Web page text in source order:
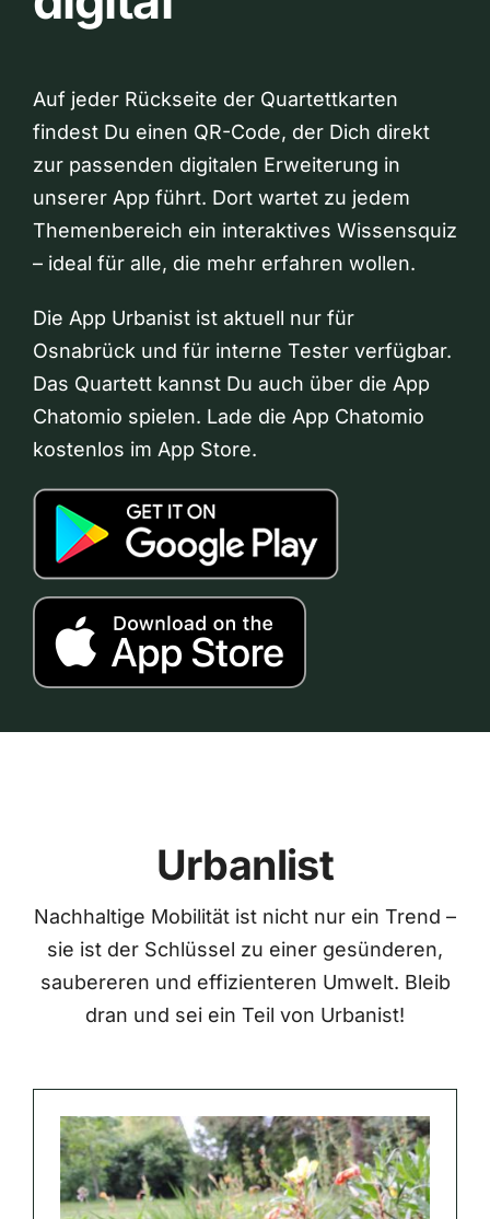
Auf jeder Rückseite der Quartettkarten
findest Du einen QR-Code, der Dich direkt
zur passenden digitalen Erweiterung in
unserer App führt. Dort wartet zu jedem
Themenbereich ein interaktives Wissensquiz
– ideal für alle, die mehr erfahren wollen.
Die App Urbanist ist aktuell nur für
Osnabrück und für interne Tester verfügbar.
Das Quartett kannst Du auch über die App
Chatomio spielen. Lade die App Chatomio
kostenlos im App Store.
Urbanlist
Nachhaltige Mobilität ist nicht nur ein Trend –
sie ist der Schlüssel zu einer gesünderen,
saubereren und effizienteren Umwelt. Bleib
dran und sei ein Teil von Urbanist!